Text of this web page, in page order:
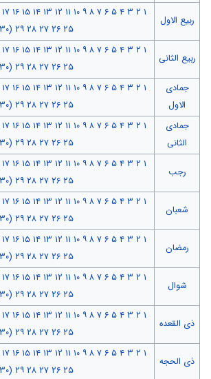
ربیع الاول
۱ ۲ ۳ ۴ ۵ ۶ ۷ ۸ ۹ ۱۰ ۱۱ ۱۲ ۱۳ ۱۴ ۱۵ ۱۶ ۱۷
۲۵ ۲۶ ۲۷ ۲۸ ۲۹ (۳۰)
ربیع الثانی
۱ ۲ ۳ ۴ ۵ ۶ ۷ ۸ ۹ ۱۰ ۱۱ ۱۲ ۱۳ ۱۴ ۱۵ ۱۶ ۱۷
۲۵ ۲۶ ۲۷ ۲۸ ۲۹ (۳۰)
جمادی
الاول
۱ ۲ ۳ ۴ ۵ ۶ ۷ ۸ ۹ ۱۰ ۱۱ ۱۲ ۱۳ ۱۴ ۱۵ ۱۶ ۱۷
۲۵ ۲۶ ۲۷ ۲۸ ۲۹ (۳۰)
جمادی
الثانی
۱ ۲ ۳ ۴ ۵ ۶ ۷ ۸ ۹ ۱۰ ۱۱ ۱۲ ۱۳ ۱۴ ۱۵ ۱۶ ۱۷
۲۵ ۲۶ ۲۷ ۲۸ ۲۹ (۳۰)
رجب
۱ ۲ ۳ ۴ ۵ ۶ ۷ ۸ ۹ ۱۰ ۱۱ ۱۲ ۱۳ ۱۴ ۱۵ ۱۶ ۱۷
۲۵ ۲۶ ۲۷ ۲۸ ۲۹ (۳۰)
شعبان
۱ ۲ ۳ ۴ ۵ ۶ ۷ ۸ ۹ ۱۰ ۱۱ ۱۲ ۱۳ ۱۴ ۱۵ ۱۶ ۱۷
۲۵ ۲۶ ۲۷ ۲۸ ۲۹ (۳۰)
رمضان
۱ ۲ ۳ ۴ ۵ ۶ ۷ ۸ ۹ ۱۰ ۱۱ ۱۲ ۱۳ ۱۴ ۱۵ ۱۶ ۱۷
۲۵ ۲۶ ۲۷ ۲۸ ۲۹ (۳۰)
شوال
۱ ۲ ۳ ۴ ۵ ۶ ۷ ۸ ۹ ۱۰ ۱۱ ۱۲ ۱۳ ۱۴ ۱۵ ۱۶ ۱۷
۲۵ ۲۶ ۲۷ ۲۸ ۲۹ (۳۰)
ذی القعده
۱ ۲ ۳ ۴ ۵ ۶ ۷ ۸ ۹ ۱۰ ۱۱ ۱۲ ۱۳ ۱۴ ۱۵ ۱۶ ۱۷
۲۵ ۲۶ ۲۷ ۲۸ ۲۹ (۳۰)
ذی الحجه
۱ ۲ ۳ ۴ ۵ ۶ ۷ ۸ ۹ ۱۰ ۱۱ ۱۲ ۱۳ ۱۴ ۱۵ ۱۶ ۱۷
۲۵ ۲۶ ۲۷ ۲۸ ۲۹ (۳۰)